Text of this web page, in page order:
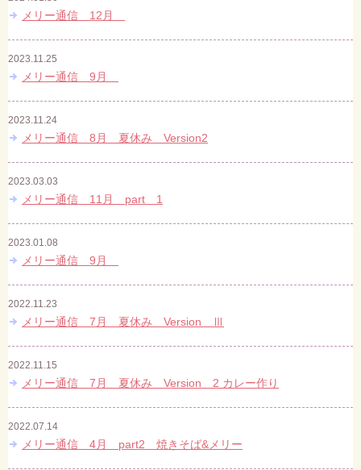
メリー通信 12月
2023.11.25
メリー通信 9月
2023.11.24
メリー通信 8月 夏休み Version2
2023.03.03
メリー通信 11月 part 1
2023.01.08
メリー通信 9月
2022.11.23
メリー通信 7月 夏休み Version Ⅲ
2022.11.15
メリー通信 7月 夏休み Version 2 カレー作り
2022.07.14
メリー通信 4月 part2 焼きそば&メリー